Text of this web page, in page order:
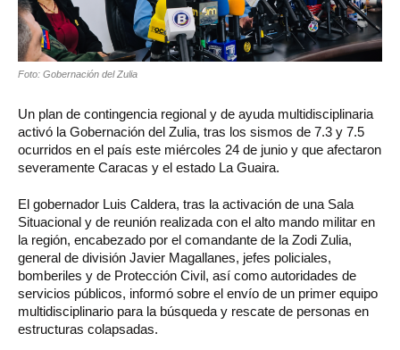
Foto: Gobernación del Zulia
Un plan de contingencia regional y de ayuda multidisciplinaria
activó la Gobernación del Zulia, tras los sismos de 7.3 y 7.5
ocurridos en el país este miércoles 24 de junio y que afectaron
severamente Caracas y el estado La Guaira.
El gobernador Luis Caldera, tras la activación de una Sala
Situacional y de reunión realizada con el alto mando militar en
la región, encabezado por el comandante de la Zodi Zulia,
general de división Javier Magallanes, jefes policiales,
bomberiles y de Protección Civil, así como autoridades de
servicios públicos, informó sobre el envío de un primer equipo
multidisciplinario para la búsqueda y rescate de personas en
estructuras colapsadas.